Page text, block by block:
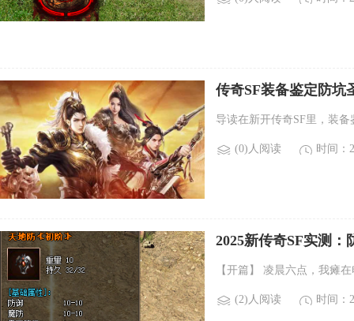
传奇SF装备鉴定防坑
导读在新开传奇SF里，装
(0)人阅读 时间：
2025新传奇SF实测
【开篇】 凌晨六点，我瘫
(2)人阅读 时间：